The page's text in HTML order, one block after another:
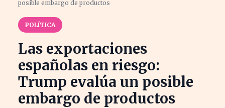
posible embargo de productos
POLÍTICA
Las exportaciones
españolas en riesgo:
Trump evalúa un posible
embargo de productos